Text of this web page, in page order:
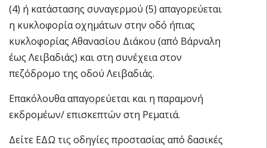
(4) ή κατάστασης συναγερμού (5) απαγορεύεται
η κυκλοφορία οχημάτων στην οδό ήπιας
κυκλοφορίας Αθανασίου Διάκου (από Βάρναλη
έως Λειβαδιάς) και στη συνέχεια στον
πεζόδρομο της οδού Λειβαδιάς.
Επακόλουθα απαγορεύεται και η παραμονή
εκδρομέων/ επισκεπτών στη Ρεματιά.
Δείτε ΕΔΩ τις οδηγίες προστασίας από δασικές